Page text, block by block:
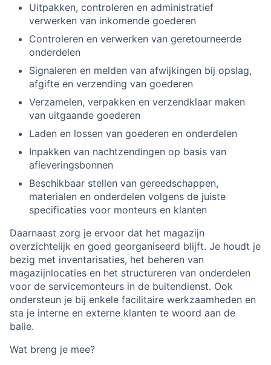
Uitpakken, controleren en administratief
verwerken van inkomende goederen
Controleren en verwerken van geretourneerde
onderdelen
Signaleren en melden van afwijkingen bij opslag,
afgifte en verzending van goederen
Verzamelen, verpakken en verzendklaar maken
van uitgaande goederen
Laden en lossen van goederen en onderdelen
Inpakken van nachtzendingen op basis van
afleveringsbonnen
Beschikbaar stellen van gereedschappen,
materialen en onderdelen volgens de juiste
specificaties voor monteurs en klanten
Daarnaast zorg je ervoor dat het magazijn
overzichtelijk en goed georganiseerd blijft. Je houdt je
bezig met inventarisaties, het beheren van
magazijnlocaties en het structureren van onderdelen
voor de servicemonteurs in de buitendienst. Ook
ondersteun je bij enkele facilitaire werkzaamheden en
sta je interne en externe klanten te woord aan de
balie.
Wat breng je mee?